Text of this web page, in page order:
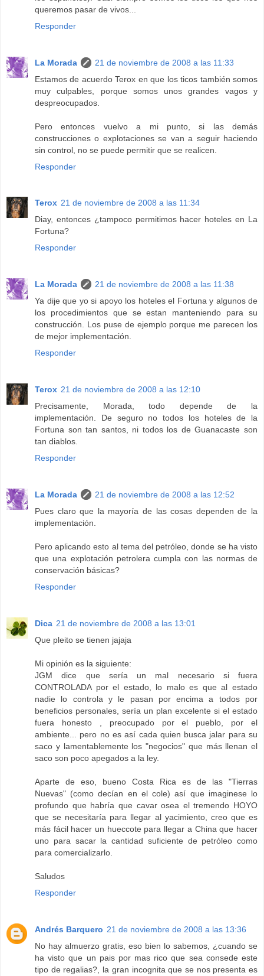
queremos pasar de vivos...
Responder
La Morada
21 de noviembre de 2008 a las 11:33
Estamos de acuerdo Terox en que los ticos también somos
muy culpables, porque somos unos grandes vagos y
despreocupados.
Pero entonces vuelvo a mi punto, si las demás
construcciones o explotaciones se van a seguir haciendo
sin control, no se puede permitir que se realicen.
Responder
Terox 21 de noviembre de 2008 a las 11:34
Diay, entonces ¿tampoco permitimos hacer hoteles en La
Fortuna?
Responder
La Morada
21 de noviembre de 2008 a las 11:38
Ya dije que yo si apoyo los hoteles el Fortuna y algunos de
los procedimientos que se estan manteniendo para su
construcción. Los puse de ejemplo porque me parecen los
de mejor implementación.
Responder
Terox 21 de noviembre de 2008 a las 12:10
Precisamente, Morada, todo depende de la
implementación. De seguro no todos los hoteles de la
Fortuna son tan santos, ni todos los de Guanacaste son
tan diablos.
Responder
La Morada
21 de noviembre de 2008 a las 12:52
Pues claro que la mayoría de las cosas dependen de la
implementación.
Pero aplicando esto al tema del petróleo, donde se ha visto
que una explotación petrolera cumpla con las normas de
conservación básicas?
Responder
Dica 21 de noviembre de 2008 a las 13:01
Que pleito se tienen jajaja
Mi opinión es la siguiente:
JGM dice que sería un mal necesario si fuera
CONTROLADA por el estado, lo malo es que al estado
nadie lo controla y le pasan por encima a todos por
beneficios personales, sería un plan excelente si el estado
fuera honesto , preocupado por el pueblo, por el
ambiente... pero no es así cada quien busca jalar para su
saco y lamentablemente los "negocios" que más llenan el
saco son poco apegados a la ley.
Aparte de eso, bueno Costa Rica es de las "Tierras
Nuevas" (como decían en el cole) así que imaginese lo
profundo que habría que cavar osea el tremendo HOYO
que se necesitaría para llegar al yacimiento, creo que es
más fácil hacer un hueccote para llegar a China que hacer
uno para sacar la cantidad suficiente de petróleo como
para comercializarlo.
Saludos
Responder
Andrés Barquero 21 de noviembre de 2008 a las 13:36
No hay almuerzo gratis, eso bien lo sabemos, ¿cuando se
ha visto que un pais por mas rico que sea consede este
tipo de regalias?, la gran incognita que se nos presenta es